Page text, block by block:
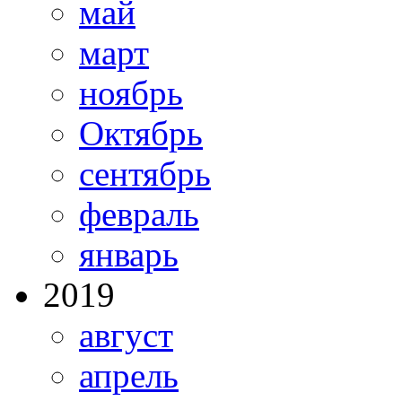
май
март
ноябрь
Октябрь
сентябрь
февраль
январь
2019
август
апрель